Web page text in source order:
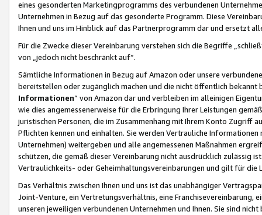
eines gesonderten Marketingprogramms des verbundenen
Unternehmen in Bezug auf das gesonderte Programm. Diese
Ihnen und uns im Hinblick auf das Partnerprogramm dar und ersetzt
Für die Zwecke dieser Vereinbarung verstehen sich die Begriffe
von „jedoch nicht beschränkt auf“.
Sämtliche Informationen in Bezug auf Amazon oder unsere
bereitstellen oder zugänglich machen und die nicht öffentlich
Informationen“ von Amazon dar und verbleiben im alleinigen
wie dies angemessenerweise für die Erbringung Ihrer Leistungen
juristischen Personen, die im Zusammenhang mit Ihrem Konto
Pflichten kennen und einhalten. Sie werden Vertrauliche
Unternehmen) weitergeben und alle angemessenen Maßnahmen
schützen, die gemäß dieser Vereinbarung nicht ausdrücklich zulässig
Vertraulichkeits- oder Geheimhaltungsvereinbarungen und gilt für die
Das Verhältnis zwischen Ihnen und uns ist das unabhängiger
Joint-Venture, ein Vertretungsverhältnis, eine Franchisevereinbarung,
unseren jeweiligen verbundenen Unternehmen und Ihnen. Sie sind